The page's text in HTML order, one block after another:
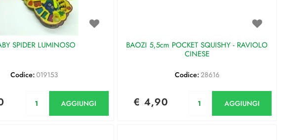
SPIDER LUMINOSO
Codice: 019153
AGGIUNGI
BAOZI 5,5cm POCKET SQUISHY - RAVIOLO
CINESE
Codice: 28616
€ 4,90 AGGIUNGI